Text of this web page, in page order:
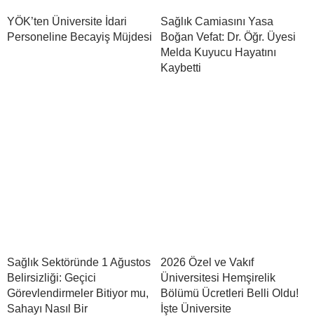
YÖK’ten Üniversite İdari
Personeline Becayiş Müjdesi
Sağlık Camiasını Yasa
Boğan Vefat: Dr. Öğr. Üyesi
Melda Kuyucu Hayatını
Kaybetti
Sağlık Sektöründe 1 Ağustos
Belirsizliği: Geçici
Görevlendirmeler Bitiyor mu,
Sahayı Nasıl Bir
2026 Özel ve Vakıf
Üniversitesi Hemşirelik
Bölümü Ücretleri Belli Oldu!
İşte Üniversite